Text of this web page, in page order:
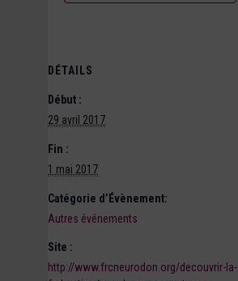
DÉTAILS
Début :
29 avril 2017
Fin :
1 mai 2017
Catégorie d’Évènement:
Autres événements
Site :
http://www.frcneurodon.org/decouvrir-la-